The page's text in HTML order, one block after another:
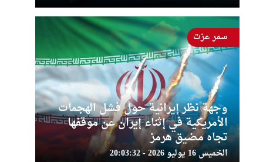
وجهة نظر إيرانية حول فشل الهجمات
الأمريكية في إثناء إيران عن موقفها
تجاه مضيق هرمز
الخميس 16 يوليو 2026 - 20:03:32
سمر عزت